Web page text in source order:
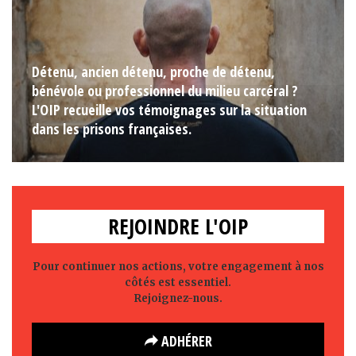
Détenu, ancien détenu, proche de détenu,
bénévole ou professionnel du milieu carcéral ?
L'OIP recueille vos témoignages sur la situation
dans les prisons françaises.
REJOINDRE L'OIP
Pour continuer nos actions, votre engagement à nos
côtés est essentiel.
Rejoignez-nous.
ADHÉRER